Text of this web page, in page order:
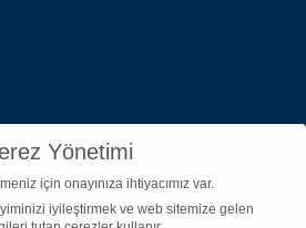
Yönetimi
için onayınıza ihtiyacımız var.
iyileştirmek ve web sitemize gelen